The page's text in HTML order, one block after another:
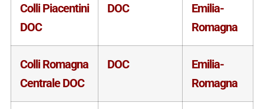
Colli Piacentini
DOC
DOC
Emilia-
Romagna
Colli Romagna
Centrale DOC
DOC
Emilia-
Romagna